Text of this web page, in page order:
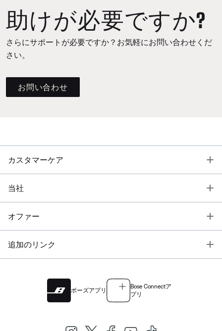
助けが必要ですか?
さらにサポートが必要ですか？お気軽にお問い合わせくだ
さい。
お問い合わせ
カスタマーケア
当社
オファー
追加のリンク
ボーズアプリ
Bose Connectア
プリ